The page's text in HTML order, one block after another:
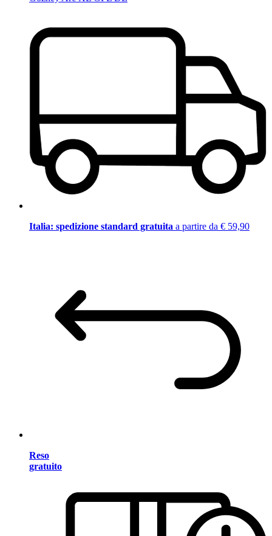
Italia: spedizione standard gratuita a partire da € 59,90
Reso
gratuito